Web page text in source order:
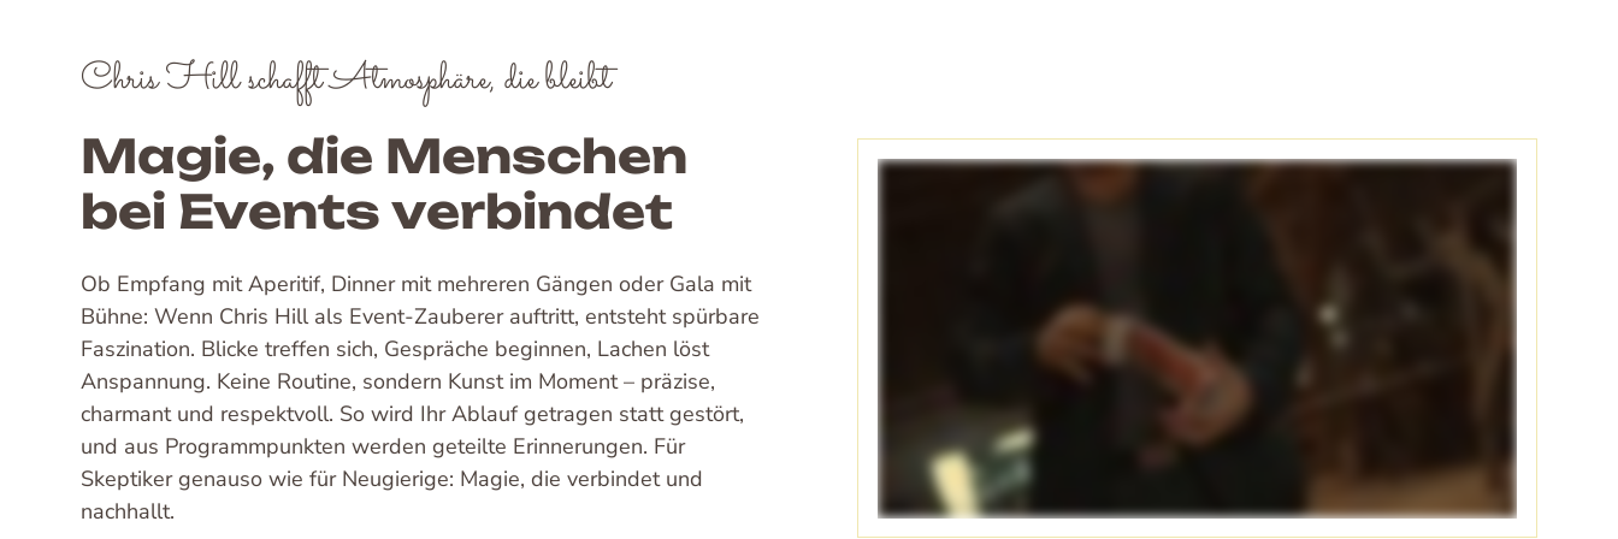
Chris Hill schafft Atmosphäre, die bleibt
Magie, die Menschen
bei Events verbindet
Ob Empfang mit Aperitif, Dinner mit mehreren Gängen oder Gala mit
Bühne: Wenn Chris Hill als Event-Zauberer auftritt, entsteht spürbare
Faszination. Blicke treffen sich, Gespräche beginnen, Lachen löst
Anspannung. Keine Routine, sondern Kunst im Moment – präzise,
charmant und respektvoll. So wird Ihr Ablauf getragen statt gestört,
und aus Programmpunkten werden geteilte Erinnerungen. Für
Skeptiker genauso wie für Neugierige: Magie, die verbindet und
nachhallt.